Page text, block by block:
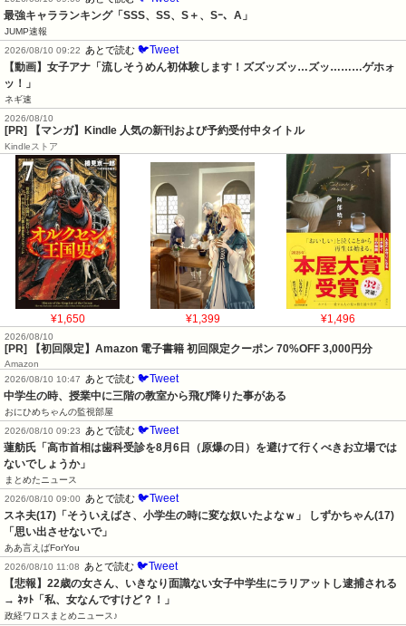
最強キャラランキング「SSS、SS、S＋、Sｰ、A」
JUMP速報
2026/08/10 09:22 あとで読む 🐦Tweet
【動画】女子アナ「流しそうめん初体験します！ズズッズッ…ズッ………ゲホォ
ッ！」
ネギ速
2026/08/10
[PR] 【マンガ】Kindle 人気の新刊および予約受付中タイトル
Kindleストア
¥1,650 ¥1,399 ¥1,496
2026/08/10
[PR] 【初回限定】Amazon 電子書籍 初回限定クーポン 70%OFF 3,000円分
Amazon
2026/08/10 10:47
あとで読む 🐦Tweet
中学生の時、授業中に三階の教室から飛び降りた事がある
おにひめちゃんの監視部屋
2026/08/10 09:23
あとで読む 🐦Tweet
蓮舫氏「高市首相は歯科受診を8月6日（原爆の日）を避けて行くべきお立場では
ないでしょうか」
まとめたニュース
2026/08/10 09:00
あとで読む 🐦Tweet
スネ夫(17)「そういえばさ、小学生の時に変な奴いたよなｗ」 しずかちゃん(17)
「思い出させないで」
ああ言えばForYou
2026/08/10 11:08
あとで読む 🐦Tweet
【悲報】22歳の女さん、いきなり面識ない女子中学生にラリアットし逮捕される
→ ﾈｯﾄ「私、女なんですけど？！」
政経ワロスまとめニュース♪